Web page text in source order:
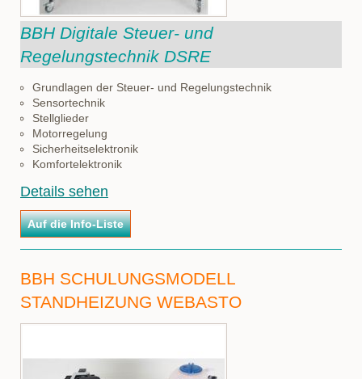
BBH Digitale Steuer- und
Regelungstechnik DSRE
Grundlagen der Steuer- und Regelungstechnik
Sensortechnik
Stellglieder
Motorregelung
Sicherheitselektronik
Komfortelektronik
Details sehen
BBH SCHULUNGSMODELL
STANDHEIZUNG WEBASTO